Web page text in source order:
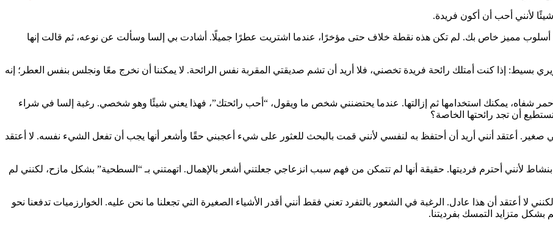
لأنني أحب أن أكون فريدة.
أسلوب مميز خاص بك. لم تكن هذه نقطة خلاف حتى مؤخرًا، عندما اشتريت عطرًا جميلًا. أشادت بي إلسا وسألت عن نوعه، ثم قالت إنها
بسيط: إذا كنت أمتلك رائحة فريدة تخصني، فلا أريد أن تشم صديقتي المقربة نفس الرائحة. لا يمكننا أن نخرج معًا ونجلس بنفس العطر؛ إنه
شفاه، يمكنك استخدامها ثم إزالتها. عندما يحتضنني شخص ما ويقول، “أحب رائحتك”، فهذا يعني شيئًا وهو شخصي. رغبة إلسا في شراء
أن تجد رائحتها الخاصة؟
أعتقد أنني أريد أن أحتفظ به لنفسي لأنني قمت بالبحث للعثور على شيء أعجبني حقًا وأشعر أنها يجب أن تفعل الشيء نفسه. لا أعتقد
لأنني أحترم فرديتها. حقيقة أنها لم تتمكن من فهم سبب انزعاجي جعلتني أشعر بالإهمال. اتهمتني بـ “السطحية” بشكل مازح، لكنني لم
لا أعتقد أن هذا عادل. الرغبة في الشعور بالتفرد تعني فقط أنني أقدر الأشياء الصغيرة التي تجعلنا ما نحن عليه. الخوارزميات تدفعنا نحو
بشكل متزايد التمسك بفرديتنا.